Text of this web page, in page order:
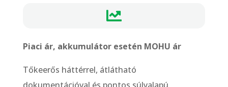
eszközparkkal vállaljaólomtartalmú
hulladékok átvételét, feldolgozását.

Piaci ár, akkumulátor esetén MOHU ár
Tőkeerős háttérrel, átlátható